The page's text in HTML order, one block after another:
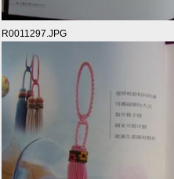
R0011297.JPG